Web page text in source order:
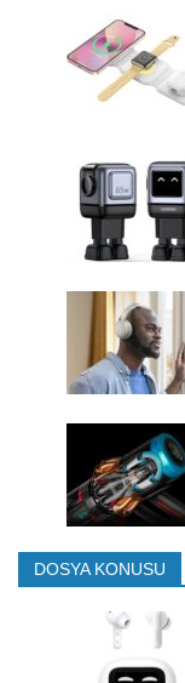
DOSYA KONUSU